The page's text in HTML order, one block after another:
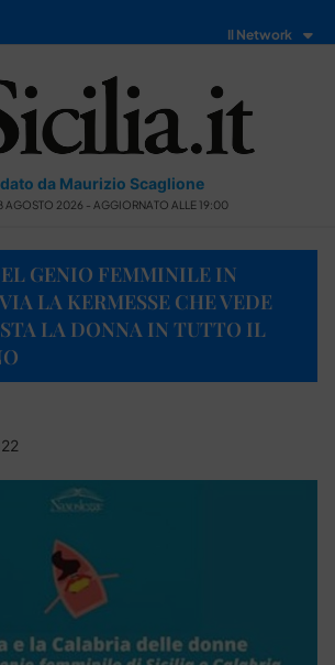
Il Network
da Maurizio Scaglione
AGOSTO 2026 - AGGIORNATO ALLE 19:00
GENIO FEMMINILE IN
LA KERMESSE CHE VEDE
LA DONNA IN TUTTO IL